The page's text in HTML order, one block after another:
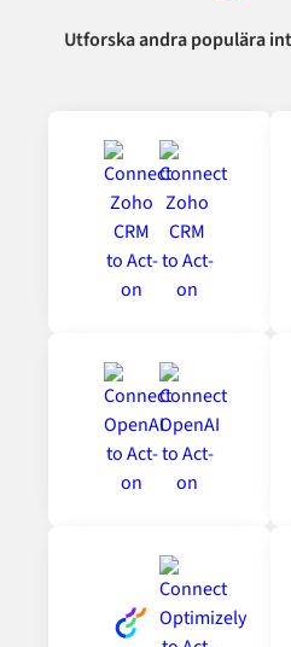
Utforska andra populära